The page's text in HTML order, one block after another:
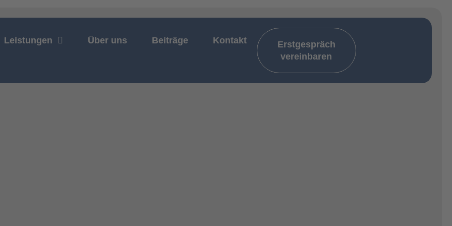
Leistungen Über uns Beiträge Kontakt
Erstgespräch
vereinbaren